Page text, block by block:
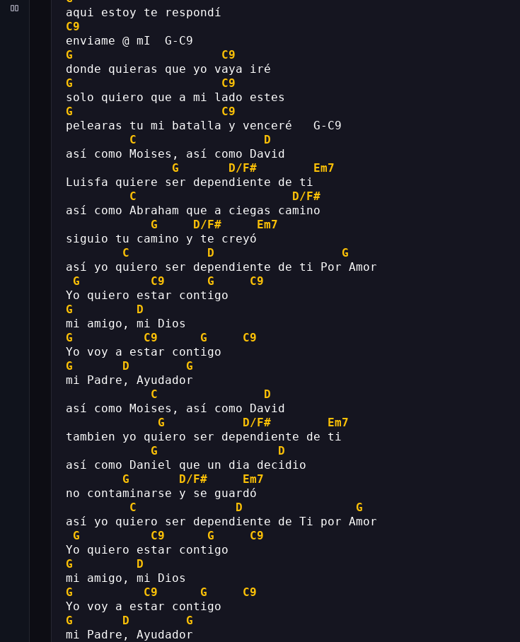
aqui estoy te respondí
C9
enviame @ mI  G-C9
G
C9
donde quieras que yo vaya iré
G
C9
solo quiero que a mi lado estes
G
C9
pelearas tu mi batalla y venceré   G-C9
C
D
así como Moises, así como David
G
D/F#
Em7
Luisfa quiere ser dependiente de ti
C
D/F#
así como Abraham que a ciegas camino
G
D/F#
Em7
siguio tu camino y te creyó
C
D
G
así yo quiero ser dependiente de ti Por Amor
G
C9 G
C9
Yo quiero estar contigo
G
D
mi amigo, mi Dios
G
C9 G
C9
Yo voy a estar contigo
G
D
G
mi Padre, Ayudador
C
D
así como Moises, así como David
G
D/F#
Em7
tambien yo quiero ser dependiente de ti
G
D
así como Daniel que un dia decidio
G
D/F#
Em7
no contaminarse y se guardó
C
D
G
así yo quiero ser dependiente de Ti por Amor
G
C9 G
C9
Yo quiero estar contigo
G
D
mi amigo, mi Dios
G
C9 G
C9
Yo voy a estar contigo
G
D
G
mi Padre, Ayudador